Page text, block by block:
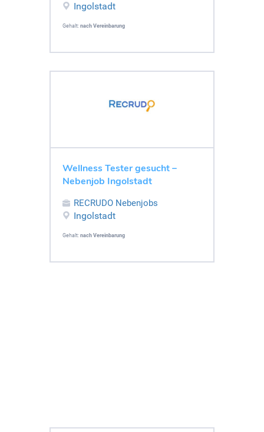
Ingolstadt
Gehalt: nach Vereinbarung
Wellness Tester gesucht –
Nebenjob Ingolstadt
RECRUDO Nebenjobs
Ingolstadt
Gehalt: nach Vereinbarung